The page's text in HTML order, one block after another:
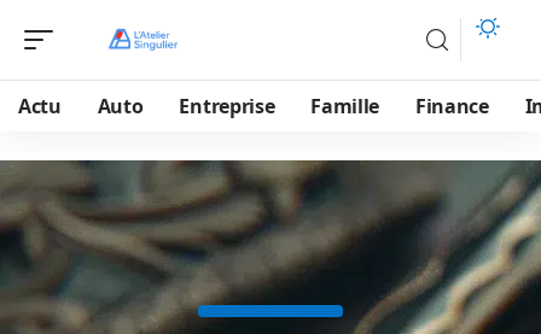
Actu Auto Entreprise Famille Finance